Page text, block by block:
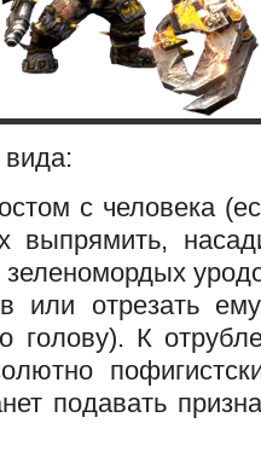
вида:
с человека
выпрямить,
зеленомордых
или отрезать
голову). К
подавать